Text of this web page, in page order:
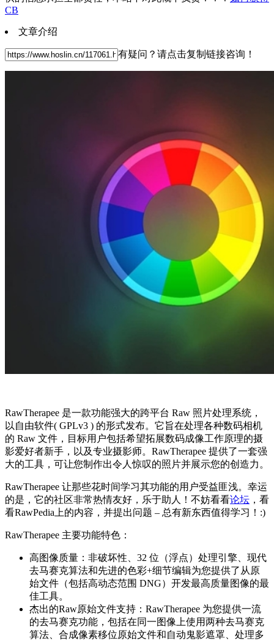
CB
文章介绍
有疑问？请点击复制链接咨询！
RawTherapee 是一款功能强大的跨平台 Raw 照片处理系统，
以自由软件( GPLv3 ) 的形式发布。它旨在处理各种数码相机
的 Raw 文件，目标用户包括希望拓展数码成像工作原理的摄
影爱好者新手，以及专业摄影师。RawTherapee 提供了一套强
大的工具，可让您制作出令人惊叹的照片并展示您的创造力。
RawTherapee 让那些花时间学习其功能的用户受益匪浅。幸运
的是，它的社区非常热情友好，乐于助人！不妨看看论坛 ，看
看RawPedia上的内容，并提出问题 – 总有新东西值得学习！:)
RawTherapee 主要功能特色：
高图像质量：非破坏性、32 位（浮点）处理引擎、现代
去马赛克算法和先进的色彩+细节编辑为您提供了从原
始文件（包括高动态范围 DNG）开发最高质量图像的最
佳工具。
杰出的Raw原始文件支持：RawTherapee 为您提供一流
的去马赛克功能，包括在同一图像上使用两种去马赛克
算法、合成像素移位原始文件和自动鬼影遮罩、处理多